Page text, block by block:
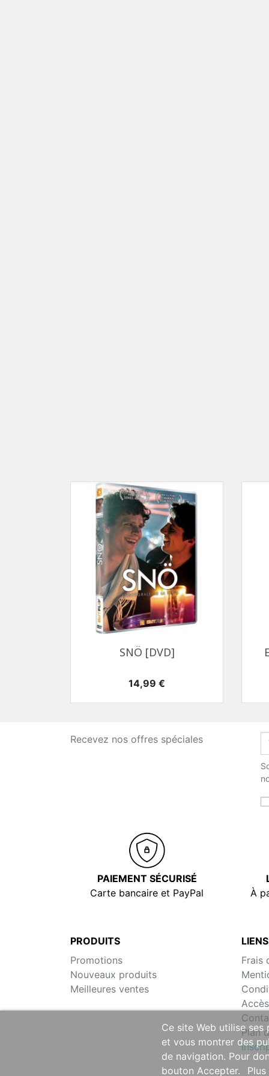
Aperçu rapide
SNÖ [DVD]
Prix
14,99 €
Recevez nos offres spéciales
PAIEMENT SÉCURISÉ
Carte bancaire et PayPal
À
PRODUITS
Promotions
Nouveaux produits
Meilleures ventes
Frais
Plan
Ce site Web utilise
et vous montrer des
de navigation. Pour
bouton Accepter.